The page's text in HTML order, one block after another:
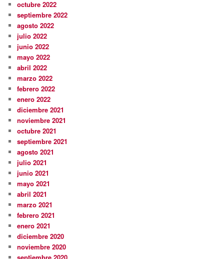
octubre 2022
septiembre 2022
agosto 2022
julio 2022
junio 2022
mayo 2022
abril 2022
marzo 2022
febrero 2022
enero 2022
diciembre 2021
noviembre 2021
octubre 2021
septiembre 2021
agosto 2021
julio 2021
junio 2021
mayo 2021
abril 2021
marzo 2021
febrero 2021
enero 2021
diciembre 2020
noviembre 2020